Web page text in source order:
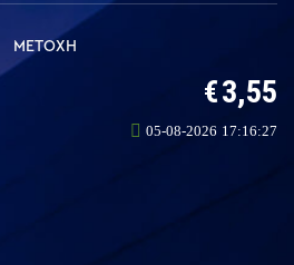
ΜΕΤΟΧΗ